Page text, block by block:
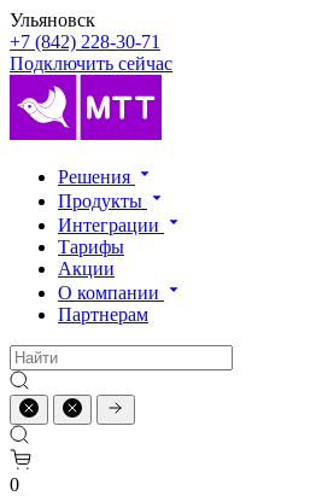
Ульяновск
+7 (842) 228-30-71
Подключить сейчас
Решения
Продукты
Интеграции
Тарифы
Акции
О компании
Партнерам
0